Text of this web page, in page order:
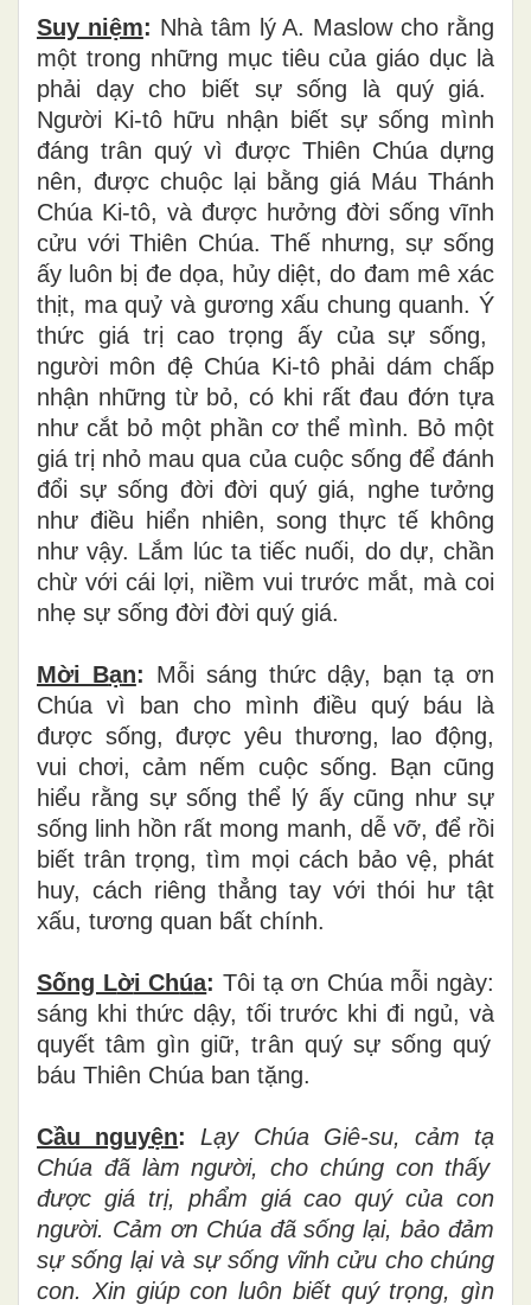
Suy niệm: Nhà tâm lý A. Maslow cho rằng
một trong những mục tiêu của giáo dục là
phải dạy cho biết sựsống là quýgiá.
Người Ki-tôhữu nhận biết sựsống mình
đáng trân quý vì được Thiên Chúa dựng
nên, được chuộc lại bằng giá Máu Thánh
Chúa Ki-tô, và được hưởng đời sống vĩnh
cửu với Thiên Chúa. Thế nhưng, sự sống
ấy luôn bị đe dọa, hủy diệt, do đam mêxác
thịt, ma quỷ vàgương xấu chung quanh. Ý
thức giátrị cao trọng ấy của sự sống,
người môn đệChúa Ki-tôphải dám chấp
nhận những từbỏ, có khi rấtđauđớn tựa
như cắt bỏ một phần cơthểmình. Bỏ một
giá trị nhỏ mau qua của cuộc sống để đánh
đổi sựsống đời đời quýgiá, nghe tưởng
như điều hiển nhiên, song thực tế không
như vậy. Lắm lúc ta tiếc nuối, do dự, chần
chừ với cái lợi, niềm vui trước mắt, mà coi
nhẹ sự sống đời đời quý giá.
Mời Bạn: Mỗi sáng thức dậy, bạn tạ ơn
Chúa vì ban cho mình điều quý báu là
được sống,được yêu thương, laođộng,
vui chơi, cảm nếm cuộc sống. Bạn cũng
hiểu rằng sựsống thể lý ấy cũng như sự
sống linh hồn rất mong manh, dễvỡ, đểrồi
biết trân trọng, tìm mọi cách bảo vệ, phát
huy, cách riêng thẳng tay với thói hư tật
xấu, tương quan bất chính.
Sống Lời Chúa: Tôi tạ ơn Chúa mỗi ngày:
sáng khi thức dậy, tối trước khiđi ngủ, và
quyết tâm gìn giữ, trân quýsựsống quý
báu Thiên Chúa ban tặng.
Cầu nguyện: Lạy Chúa Giê-su, cảm tạ
Chúa đãlàm người, cho chúng con thấy
được giátrị, phẩm giácao quýcủa con
người. Cảm ơn Chúa đãsống lại, bảo đảm
sựsống lại và sựsống vĩnh cửu cho chúng
con. Xin giúp con luôn biết quýtrọng, gìn